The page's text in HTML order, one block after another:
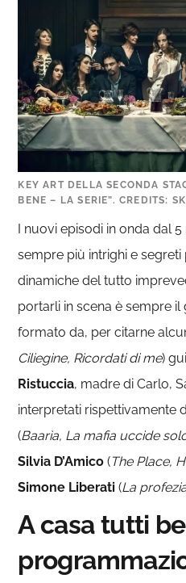
KEY ART DELLA SECONDA
BENE – LA SERIE”. CREDITS:
I nuovi episodi in onda dal
sempre più intrighi e
dinamiche del tutto
portarli in scena è sempre
formato da, per citarne
Ciliegine, Ricordati di me)
Ristuccia, madre di Carlo,
interpretati rispettivamente
(Baarìa, La mafia uccide
Silvia D’Amico (The Place,
Simone Liberati (La
A casa tutti